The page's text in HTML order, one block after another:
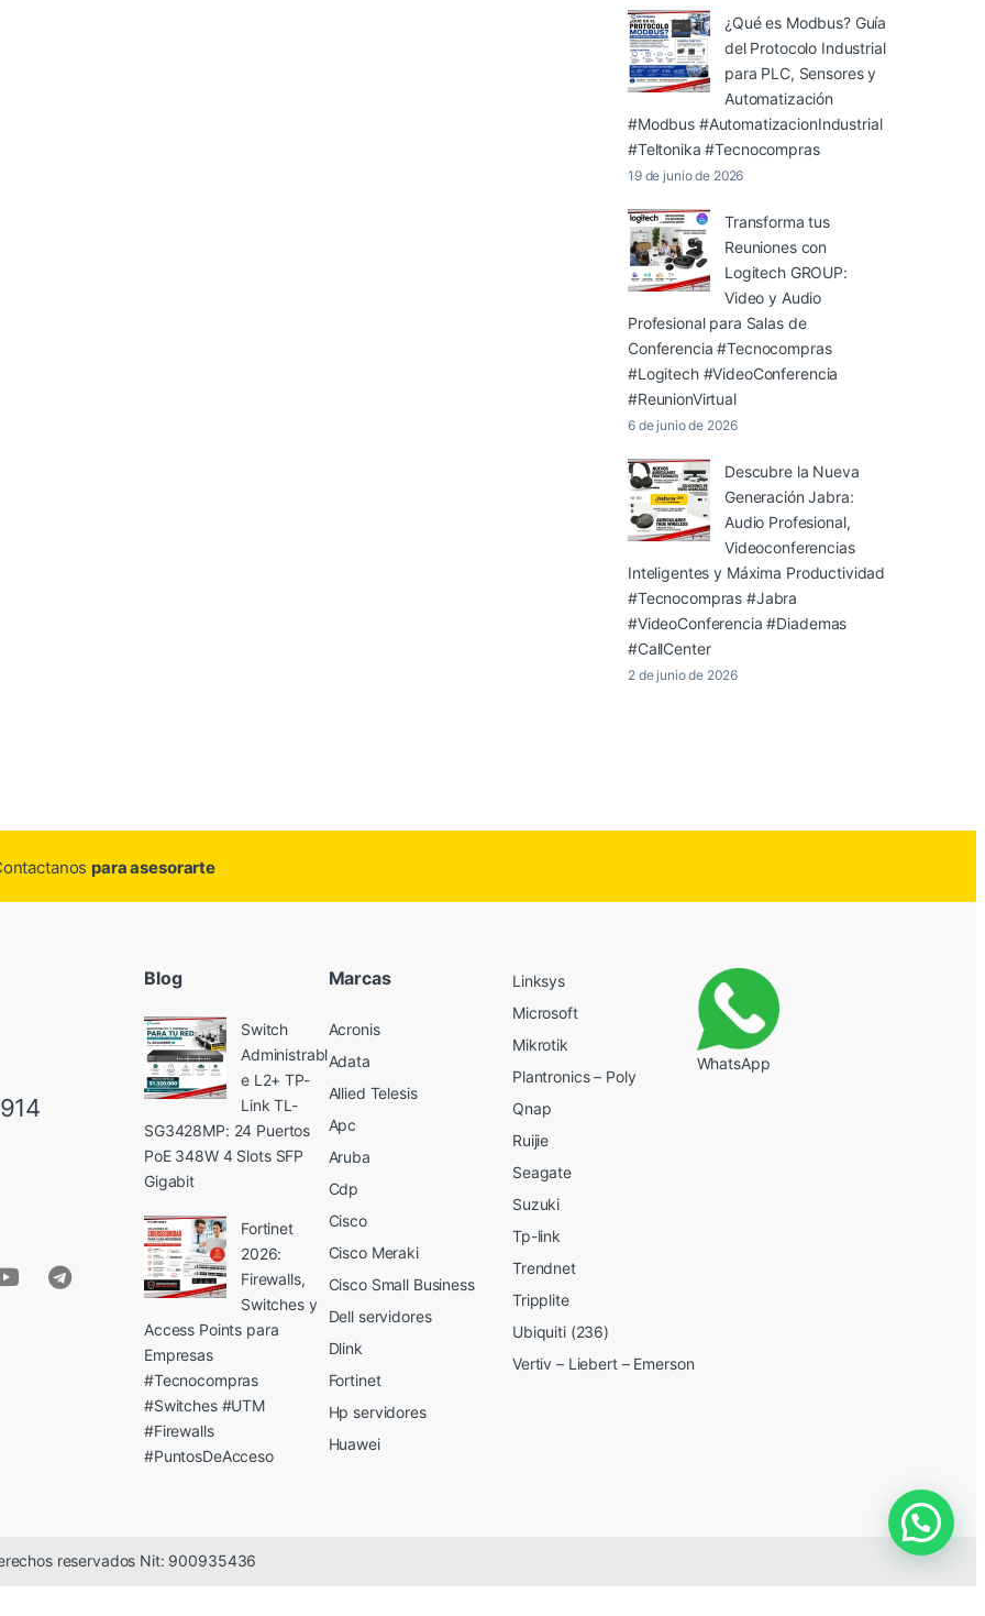
¿Qué es Modbus? Guía
del Protocolo Industrial
para PLC, Sensores y
Automatización
#Modbus #AutomatizacionIndustrial
#Teltonika #Tecnocompras
19 de junio de 2026
Transforma tus
Reuniones con
Logitech GROUP:
Video y Audio
Profesional para Salas de
Conferencia #Tecnocompras
#Logitech #VideoConferencia
#ReunionVirtual
6 de junio de 2026
Descubre la Nueva
Generación Jabra:
Audio Profesional,
Videoconferencias
Inteligentes y Máxima Productividad
#Tecnocompras #Jabra
#VideoConferencia #Diademas
#CallCenter
2 de junio de 2026
para asesorarte
Blog
Switch
Administrabl
e L2+ TP-
Link TL-
SG3428MP: 24 Puertos
PoE 348W 4 Slots SFP
Gigabit
Fortinet
2026:
Firewalls,
Switches y
Access Points para
Empresas
#Tecnocompras
#Switches #UTM
#Firewalls
#PuntosDeAcceso
Marcas
Acronis
Adata
Allied Telesis
Apc
Aruba
Cdp
Cisco
Cisco Meraki
Cisco Small Business
Dell servidores
Dlink
Fortinet
Hp servidores
Huawei
Linksys
Microsoft
Mikrotik
Plantronics – Poly
Qnap
Ruijie
Seagate
Suzuki
Tp-link
Trendnet
Tripplite
Ubiquiti (236)
Vertiv – Liebert – Emerson
WhatsApp
reservados Nit: 900935436